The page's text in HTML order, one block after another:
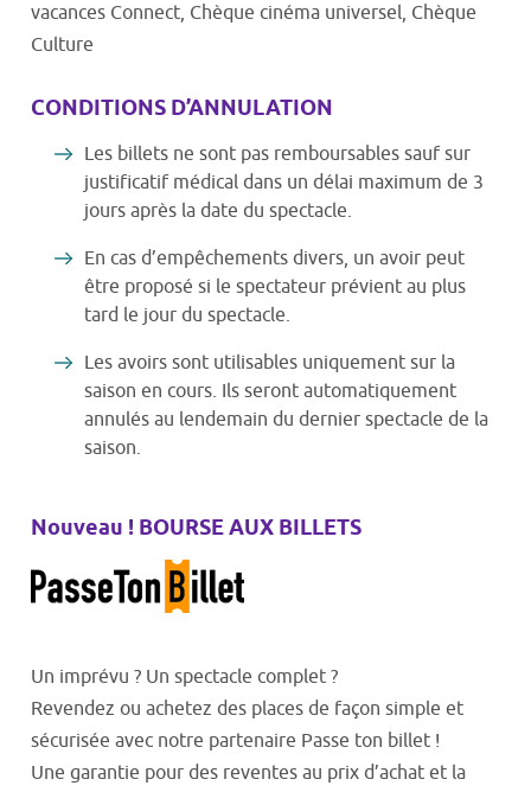
vacances Connect, Chèque cinéma universel, Chèque
Culture
CONDITIONS D’ANNULATION
Les billets ne sont pas remboursables sauf sur
justificatif médical dans un délai maximum de 3
jours après la date du spectacle.
En cas d’empêchements divers, un avoir peut
être proposé si le spectateur prévient au plus
tard le jour du spectacle.
Les avoirs sont utilisables uniquement sur la
saison en cours. Ils seront automatiquement
annulés au lendemain du dernier spectacle de la
saison.
Nouveau ! BOURSE AUX BILLETS
Un imprévu ? Un spectacle complet ?
Revendez ou achetez des places de façon simple et
sécurisée avec notre partenaire Passe ton billet !
Une garantie pour des reventes au prix d’achat et la